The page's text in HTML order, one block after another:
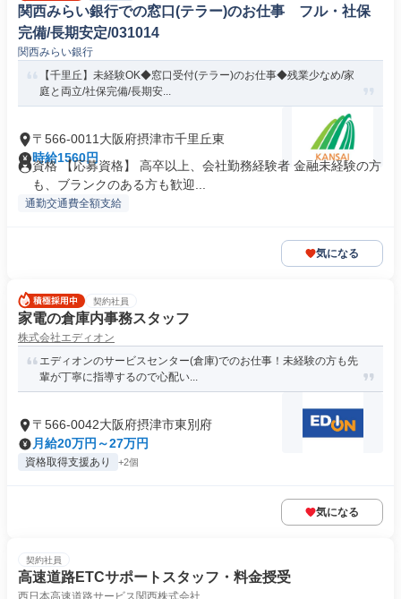
関西みらい銀行での窓口(テラー)のお仕事 フル・社保
完備/長期安定/031014
関西みらい銀行
【千里丘】未経験OK◆窓口受付(テラー)のお仕事◆残業少なめ/家
庭と両立/社保完備/長期安...
〒566-0011大阪府摂津市千里丘東
時給1560円
資格 【応募資格】 高卒以上、会社勤務経験者 金融未経験の方
も、ブランクのある方も歓迎...
通勤交通費全額支給
気になる
契約社員
家電の倉庫内事務スタッフ
株式会社エディオン
エディオンのサービスセンター(倉庫)でのお仕事！未経験の方も先
輩が丁寧に指導するので心配い...
〒566-0042大阪府摂津市東別府
月給20万円～27万円
資格取得支援あり +2個
気になる
契約社員
高速道路ETCサポートスタッフ・料金授受
西日本高速道路サービス関西株式会社